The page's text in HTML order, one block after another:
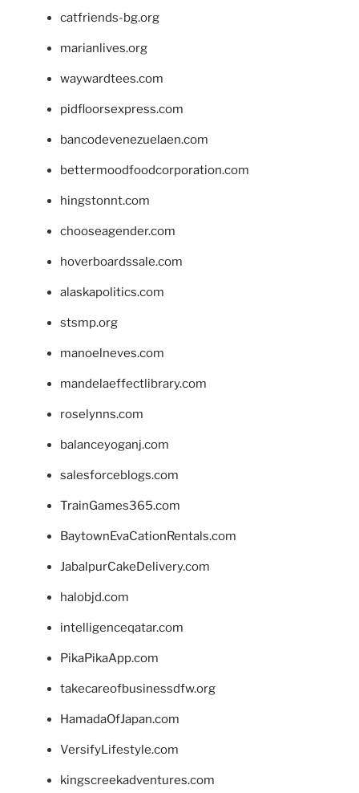
catfriends-bg.org
marianlives.org
waywardtees.com
pidfloorsexpress.com
bancodevenezuelaen.com
bettermoodfoodcorporation.com
hingstonnt.com
chooseagender.com
hoverboardssale.com
alaskapolitics.com
stsmp.org
manoelneves.com
mandelaeffectlibrary.com
roselynns.com
balanceyoganj.com
salesforceblogs.com
TrainGames365.com
BaytownEvaCationRentals.com
JabalpurCakeDelivery.com
halobjd.com
intelligenceqatar.com
PikaPikaApp.com
takecareofbusinessdfw.org
HamadaOfJapan.com
VersifyLifestyle.com
kingscreekadventures.com